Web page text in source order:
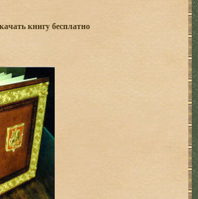
книгу бесплатно